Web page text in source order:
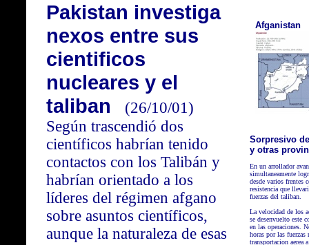
Pakistan investiga
nexos entre sus
cientificos
nucleares y el
taliban
(26/10/01)
Según trascendió dos
científicos habrían tenido
contactos con los Talibán y
habrían orientado a los
líderes del régimen afgano
sobre asuntos científicos,
aunque la naturaleza de esas
Afganistan
Sorpresivo
y otras
En un arrollador
simultaneamente
desde varios frentes
resistencia que
fuerzas del taliban.
La velocidad de los
se desenvuelto este
en las operaciones.
horas por las
transportacion aerea